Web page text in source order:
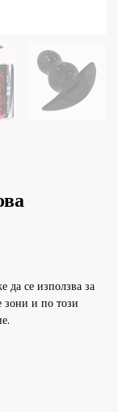
да се използва за
зони и по този